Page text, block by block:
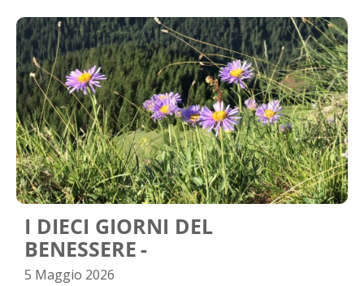
I DIECI GIORNI DEL
BENESSERE
5 Maggio 2026